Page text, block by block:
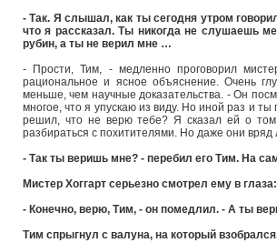
- Так. Я слышал, как ты сегодня утром
что я рассказал. Ты никогда не слушаешь
рубин, а ты не верил мне …
- Прости, Тим, - медленно проговорил
рациональное и ясное объяснение. Очень
меньше, чем научные доказательства. - Он
многое, что я упускаю из виду. Но иной раз и
решил, что не верю тебе? Я сказал ей о
разбираться с похитителями. Но даже они
- Так ты веришь мне? - перебил его Тим. На
Мистер Хоггарт серьезно смотрел ему в глаза:
- Конечно, верю, Тим, - он помедлил. - А ты
Тим спрыгнул с валуна, на который